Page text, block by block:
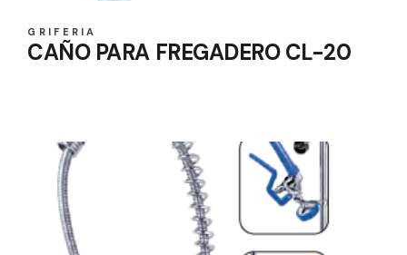
GRIFERIA
CAÑO PARA FREGADERO CL-20